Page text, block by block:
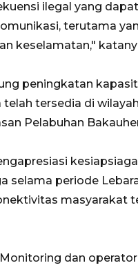
ilegal yang dapat
terutama
keselamatan,"
peningkatan
telah tersedia di
Pelabuhan
selama periode
masyarakat
dan